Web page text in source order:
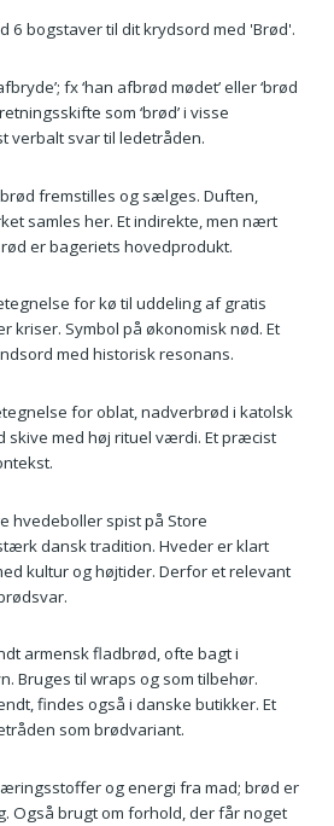
6 bogstaver til dit krydsord med 'Brød'.
fx ‘han afbrød mødet’ eller ‘brød
som ‘brød’ i visse
verbalt svar til ledetråden.
fremstilles og sælges. Duften,
samles her. Et indirekte, men nært
er bageriets hovedprodukt.
for kø til uddeling af gratis
kriser. Symbol på økonomisk nød. Et
med historisk resonans.
for oblat, nadverbrød i katolsk
skive med høj rituel værdi. Et præcist
hvedeboller spist på Store
dansk tradition. Hveder er klart
kultur og højtider. Derfor et relevant
armensk fladbrød, ofte bagt i
Bruges til wraps og som tilbehør.
findes også i danske butikker. Et
som brødvariant.
og energi fra mad; brød er
Også brugt om forhold, der får noget